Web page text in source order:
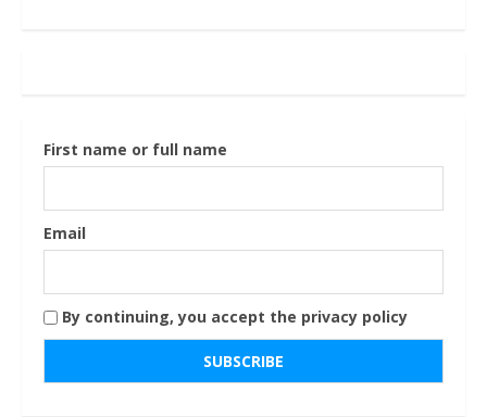
First name or full name
Email
By continuing, you accept the privacy policy